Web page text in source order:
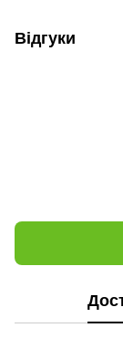
Відгуки